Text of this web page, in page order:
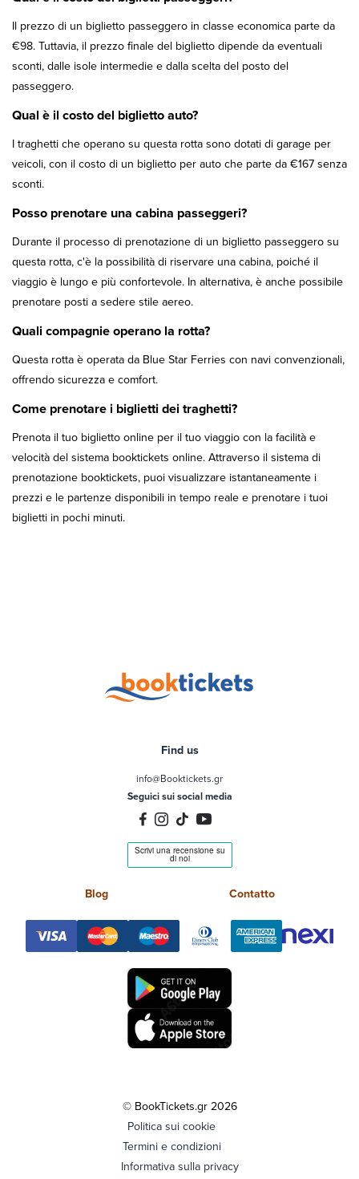
Il prezzo di un biglietto passeggero in classe economica parte da
€98. Tuttavia, il prezzo finale del biglietto dipende da eventuali
sconti, dalle isole intermedie e dalla scelta del posto del
passeggero.
Qual è il costo del biglietto auto?
I traghetti che operano su questa rotta sono dotati di garage per
veicoli, con il costo di un biglietto per auto che parte da €167 senza
sconti.
Posso prenotare una cabina passeggeri?
Durante il processo di prenotazione di un biglietto passeggero su
questa rotta, c'è la possibilità di riservare una cabina, poiché il
viaggio è lungo e più confortevole. In alternativa, è anche possibile
prenotare posti a sedere stile aereo.
Quali compagnie operano la rotta?
Questa rotta è operata da Blue Star Ferries con navi convenzionali,
offrendo sicurezza e comfort.
Come prenotare i biglietti dei traghetti?
Prenota il tuo biglietto online per il tuo viaggio con la facilità e
velocità del sistema booktickets online. Attraverso il sistema di
prenotazione booktickets, puoi visualizzare istantaneamente i
prezzi e le partenze disponibili in tempo reale e prenotare i tuoi
biglietti in pochi minuti.
Find us
info@Booktickets.gr
Seguici sui social media
Blog Contatto
© BookTickets.gr 2026
Politica sui cookie
Termini e condizioni
Informativa sulla privacy